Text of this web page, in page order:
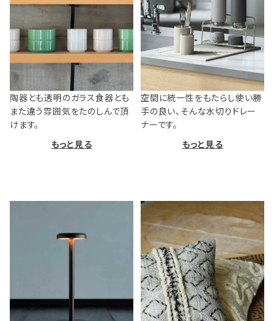
陶器とも透明のガラス食器とも
また違う雰囲気をたのしんで頂
けます。
もっと見る
空間に統一性をもたらし使い勝
手の良い、そんな水切りドレー
ナーです。
もっと見る